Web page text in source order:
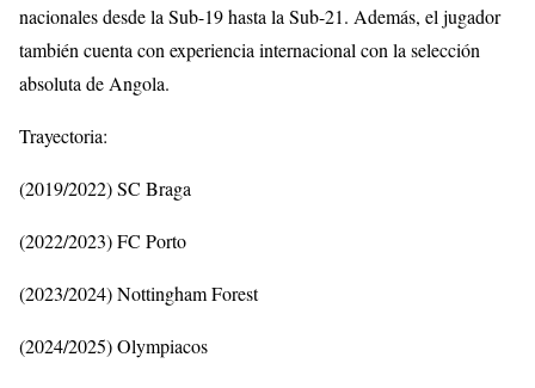
nacionales desde la Sub-19 hasta la Sub-21. Además, el jugador
también cuenta con experiencia internacional con la selección
absoluta de Angola.
Trayectoria:
(2019/2022) SC Braga
(2022/2023) FC Porto
(2023/2024) Nottingham Forest
(2024/2025) Olympiacos